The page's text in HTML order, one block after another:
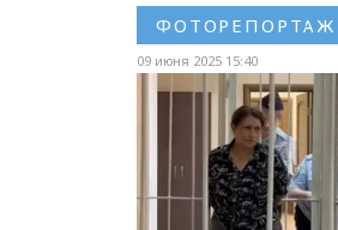
ФОТОРЕПОРТАЖ
09 июня 2025 15:40